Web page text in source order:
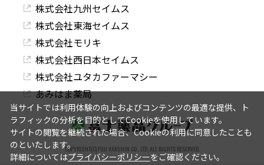
株式会社九州セイムス
株式会社東海セイムス
株式会社モリキ
株式会社西日本セイムス
株式会社ユタカファーマシー
あみはま薬局
COPYRIGHT(C) FUJI YAKUHIN CO., LTD. ALL RIGHTS RESERVED.
当サイトでは利用体験の向上およびコンテンツの最適な提供、ト
ラフィックの分析を目的としてCookieを使用しています。
サイトの閲覧を継続された場合、Cookieの利用に同意したことも
のといたします。
詳細についてはプライバシーポリシーをご確認ください。